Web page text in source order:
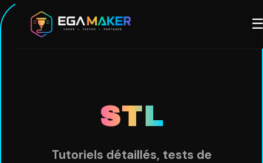
Aller
STL
Tutoriels détaillés, tests de